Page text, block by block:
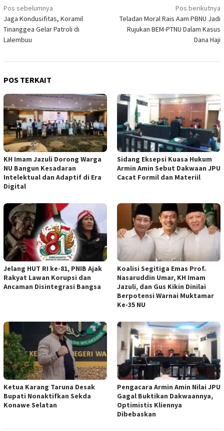
Navigasi
pos
Pos sebelumnya
Jaga Kondusifitas, Koramil
Tinanggea Gelar Patroli di
Lalembuu
Pos berikutnya
Teladan Moral Rais Aam PBNU Jadi
Rujukan BEM-PTNU Dalam Kasus
Dana Haji
POS TERKAIT
KH Imam Jazuli Dorong Warga
NU Bangun Kesadaran
Intelektual dan Adaptif di Era
Digital
‎Sidang Eksepsi Kuasa Hukum
Armin Amin Sebut Dakwaan JPU
Cacat Formil dan Materiil
Jelang HUT RI ke-81, PNIB Ajak
Rakyat Lawan Korupsi dan
Ancaman Disintegrasi Bangsa
Koalisi Segitiga Emas Prof.
Nasaruddin Umar, KH Imam
Jazuli, dan Gus Kikin Dinilai
Berpotensi Warnai Muktamar
Ke-35 NU
Ketua ‎Karang Taruna Desak
Bupati Nonaktifkan Sekda
Konawe Selatan
‎Pengacara Armin Amin Nilai JPU
Gagal Buktikan Dakwaannya,
Optimistis Kliennya
Dibebaskan